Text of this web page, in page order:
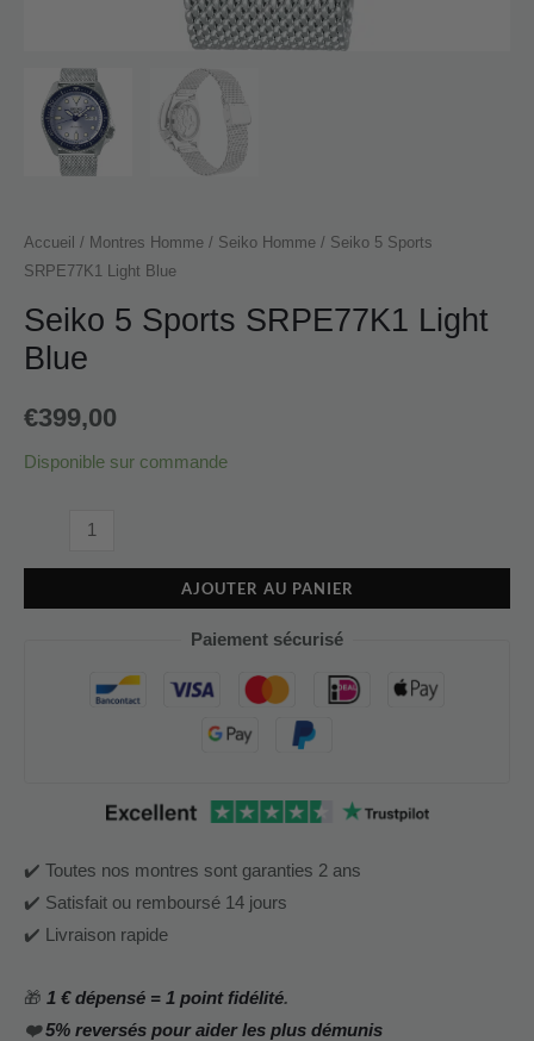
Accueil / Montres Homme / Seiko Homme / Seiko 5 Sports
SRPE77K1 Light Blue
Seiko 5 Sports SRPE77K1 Light
Blue
€399,00
Disponible sur commande
AJOUTER AU PANIER
Paiement sécurisé
✔️ Toutes nos montres sont garanties 2 ans
✔️ Satisfait ou remboursé 14 jours
✔️ Livraison rapide
🎁 1 € dépensé = 1 point fidélité.
❤️5% reversés pour aider les plus démunis